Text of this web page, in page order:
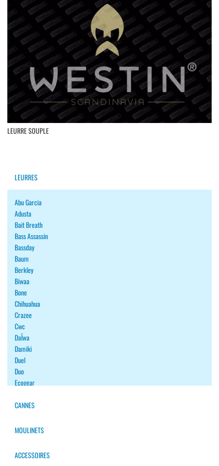
LEURRE SOUPLE
LEURRES
Abu Garcia
Adusta
Bait Breath
Bass Assassin
Bassday
Baum
Berkley
Biwaa
Bone
Chihuahua
Crazee
Cwc
DaÏwa
Damiki
Duel
Duo
Ecogear
Fish Arrow
Flash Union
Gan Craft
Gary Yamamoto
CANNES
MOULINETS
ACCESSOIRES